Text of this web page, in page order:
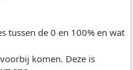
tussen de 0 en 100% en wat
komen. Deze is